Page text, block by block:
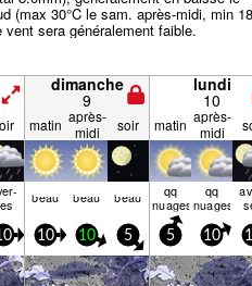
(max 30°C le sam. après-midi, min
sera généralement faible.
dimanche
9
lundi
10
matin après-
midi
soir matin après-
midi
beau beau beau qq
nuages
qq
nuages
10 10 5 5 10